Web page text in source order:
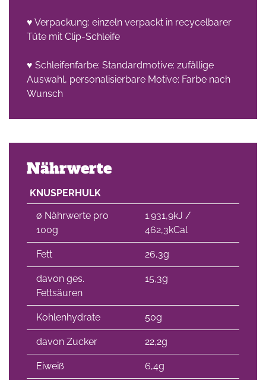
♥ Verpackung: einzeln verpackt in recycelbarer
Tüte mit Clip-Schleife
♥ Schleifenfarbe: Standardmotive: zufällige
Auswahl, personalisierbare Motive: Farbe nach
Wunsch
Nährwerte
KNUSPERHULK
∅ Nährwerte pro
100g
1.931,9kJ /
462,3kCal
Fett 26,3g
davon ges.
Fettsäuren
15,3g
Kohlenhydrate 50g
davon Zucker 22,2g
Eiweiß 6,4g